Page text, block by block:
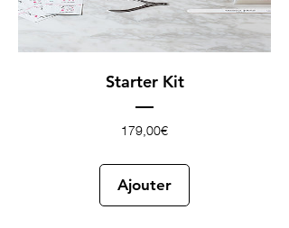
Starter Kit
179,00€Prix
Ajouter